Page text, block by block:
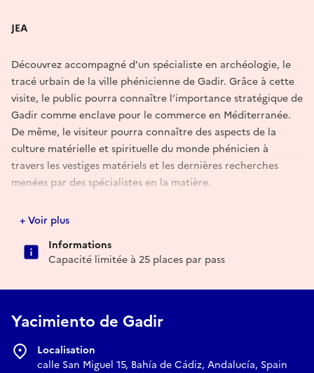
JEA
Découvrez accompagné d’un spécialiste en archéologie, le
tracé urbain de la ville phénicienne de Gadir. Grâce à cette
visite, le public pourra connaître l’importance stratégique de
Gadir comme enclave pour le commerce en Méditerranée.
De même, le visiteur pourra connaître des aspects de la
culture matérielle et spirituelle du monde phénicien à
travers les vestiges matériels et les dernières recherches
menées par des spécialistes en la matière.
E-mail
info@imaginarqultural.es
+ Voir plus
Informations
Capacité limitée à 25 places par pass
Yacimiento de Gadir
Localisation
calle San Miguel 15, Bahía de Cádiz, Andalucía, Spain